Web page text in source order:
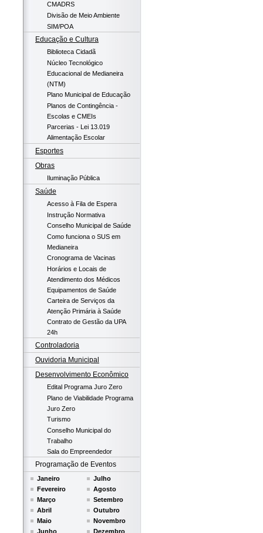
CMADRS
Divisão de Meio Ambiente
SIM/POA
Educação e Cultura
Biblioteca Cidadã
Núcleo Tecnológico
Educacional de Medianeira
(NTM)
Plano Municipal de Educação
Planos de Contingência -
Escolas e CMEIs
Parcerias - Lei 13.019
Alimentação Escolar
Esportes
Obras
Iluminação Pública
Saúde
Acesso à Fila de Espera
Instrução Normativa
Conselho Municipal de Saúde
Como funciona o SUS em
Medianeira
Cronograma de Vacinas
Horários e Locais de
Atendimento dos Médicos
Equipamentos de Saúde
Carteira de Serviços da
Atenção Primária à Saúde
Contrato de Gestão da UPA
24h
Controladoria
Ouvidoria Municipal
Desenvolvimento Econômico
Edital Programa Juro Zero
Plano de Viabilidade Programa
Juro Zero
Turismo
Conselho Municipal do
Trabalho
Sala do Empreendedor
Programação de Eventos
Janeiro
Fevereiro
Março
Abril
Maio
Junho
Julho
Agosto
Setembro
Outubro
Novembro
Dezembro